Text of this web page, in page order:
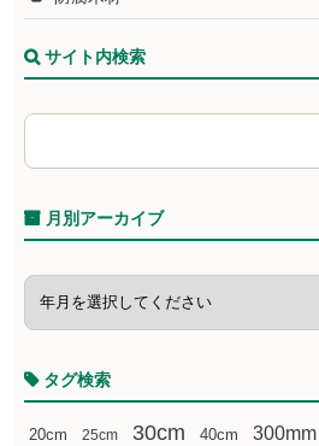
サイト内検索
月別アーカイブ
タグ検索
20cm 25cm 30cm 40cm 300mm